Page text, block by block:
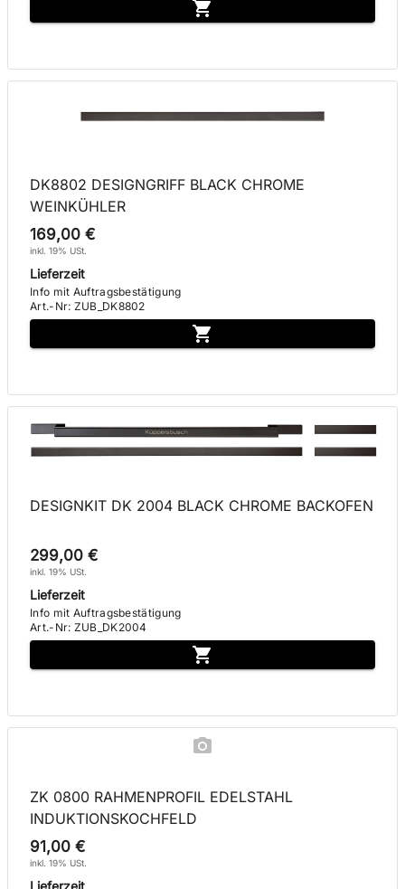
DK8802 DESIGNGRIFF BLACK CHROME
WEINKÜHLER
169,00 €
inkl. 19% USt.
Lieferzeit
Info mit Auftragsbestätigung
Art.-Nr: ZUB_DK8802
DESIGNKIT DK 2004 BLACK CHROME BACKOFEN
299,00 €
inkl. 19% USt.
Lieferzeit
Info mit Auftragsbestätigung
Art.-Nr: ZUB_DK2004
ZK 0800 RAHMENPROFIL EDELSTAHL
INDUKTIONSKOCHFELD
91,00 €
inkl. 19% USt.
Lieferzeit